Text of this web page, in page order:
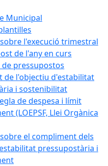
Municipal
l'execució trimestral
de l'any en curs
pressupostos
de l'objectiu d'estabilitat
i sostenibilitat
de despesa i límit
(LOEPSF, Llei Orgànica
el compliment dels
pressupostària i